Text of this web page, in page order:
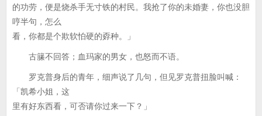
的功劳，便是烧杀手无寸铁的村民。我抢了你的未婚妻，你也没胆
哼半句，怎么
看，你都是个欺软怕硬的孬种。」
古籘不回答；血玛家的男女，也怒而不语。
罗克普身后的青年，细声说了几句，但见罗克普扭脸叫喊：
「凯希小姐，这
里有好东西看，可否请你过来一下？」